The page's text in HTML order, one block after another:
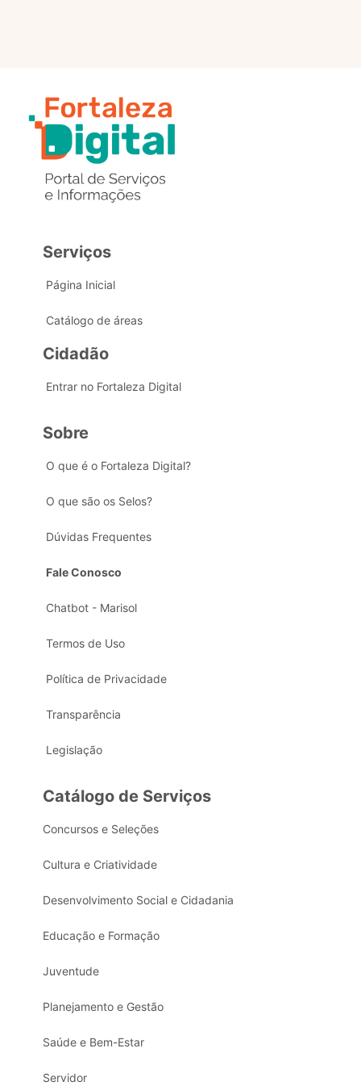
Serviços
Página Inicial
Catálogo de áreas
Cidadão
Entrar no Fortaleza Digital
Sobre
O que é o Fortaleza Digital?
O que são os Selos?
Dúvidas Frequentes
Fale Conosco
Chatbot - Marisol
Termos de Uso
Política de Privacidade
Transparência
Legislação
Catálogo de Serviços
Concursos e Seleções
Cultura e Criatividade
Desenvolvimento Social e Cidadania
Educação e Formação
Juventude
Planejamento e Gestão
Saúde e Bem-Estar
Servidor